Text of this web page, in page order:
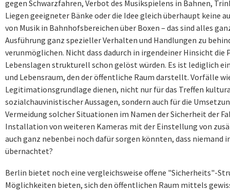
gegen Schwarzfahren, Verbot des Musikspielens in Bahnen,
Liegen geeigneter Bänke oder die Idee gleich überhaupt keine
von Musik in Bahnhofsbereichen über Boxen – das sind alles
Ausführung ganz spezieller Verhalten und Handlungen zu
verunmöglichen. Nicht dass dadurch in irgendeiner Hinsicht die
Lebenslagen strukturell schon gelöst würden. Es ist lediglich
und Lebensraum, den der öffentliche Raum darstellt. Vorfälle
Legitimationsgrundlage dienen, nicht nur für das Treffen
sozialchauvinistischer Aussagen, sondern auch für die
Vermeidung solcher Situationen im Namen der Sicherheit der
Installation von weiteren Kameras mit der Einstellung von
auch ganz nebenbei noch dafür sorgen könnten, dass niemand
übernachtet?
Berlin bietet noch eine vergleichsweise offene "Sicherheits"-
Möglichkeiten bieten, sich den öffentlichen Raum mittels